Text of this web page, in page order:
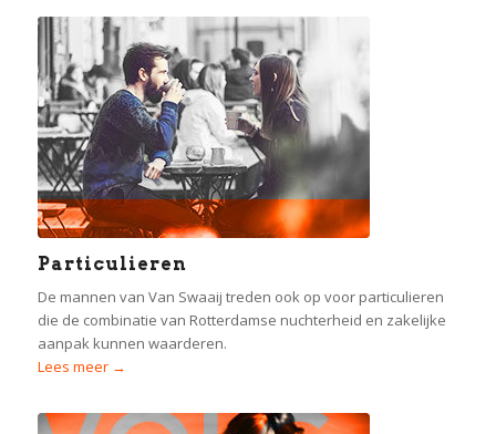
Particulieren
De mannen van Van Swaaij treden ook op voor particulieren
die de combinatie van Rotterdamse nuchterheid en zakelijke
aanpak kunnen waarderen.
Lees meer →